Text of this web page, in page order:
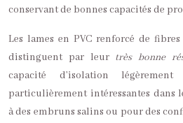
conservant de bonnes capacités de
Les lames en PVC renforcé de
distinguent par leur très bonne
capacité d’isolation
particulièrement intéressantes dans
à des embruns salins ou pour des